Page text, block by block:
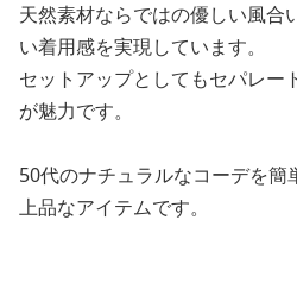
天然素材ならではの優しい風合
い着用感を実現しています。
セットアップとしてもセパレー
が魅力です。
50代のナチュラルなコーデを
上品なアイテムです。